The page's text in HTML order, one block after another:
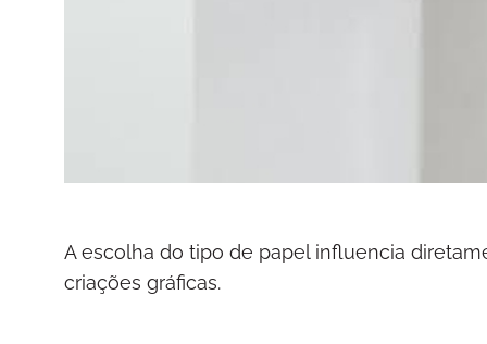
A escolha do tipo de papel influencia
criações gráficas.